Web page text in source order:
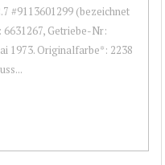
#9113601299 (bezeichnet
Getriebe-Nr:
1973. Originalfarbe*: 2238